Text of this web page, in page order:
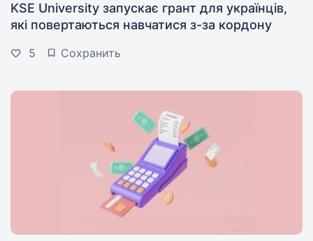
KSE University запускає грант для українців,
які повертаються навчатися з-за кордону
5 Сохранить